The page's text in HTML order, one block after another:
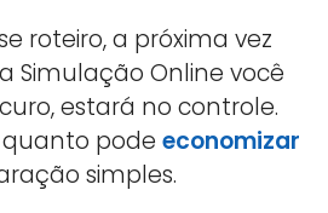
roteiro, a próxima vez
Simulação Online você
estará no controle.
quanto pode economizar
simples.